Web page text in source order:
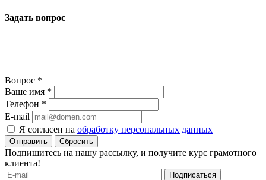
Задать вопрос
Вопрос *
Ваше имя *
Телефон *
E-mail
Я согласен на обработку персональных данных
Сбросить
Подпишитесь на нашу рассылку, и получите курс грамотного
клиента!